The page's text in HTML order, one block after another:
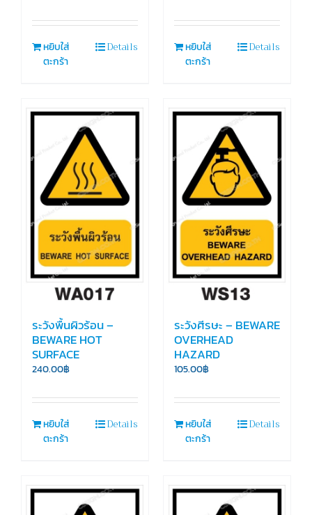
หยิบใส่
ตะกร้า
Details
หยิบใส่
ตะกร้า
Details
ระวังพื้นผิวร้อน –
BEWARE HOT
SURFACE
240.00฿
หยิบใส่
ตะกร้า
Details
ระวังศีรษะ – BEWARE
OVERHEAD
HAZARD
105.00฿
หยิบใส่
ตะกร้า
Details